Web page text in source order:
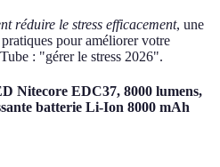
réduire le stress efficacement, une
pour améliorer votre
: "gérer le stress 2026".
Nitecore EDC37, 8000 lumens,
batterie Li-Ion 8000 mAh